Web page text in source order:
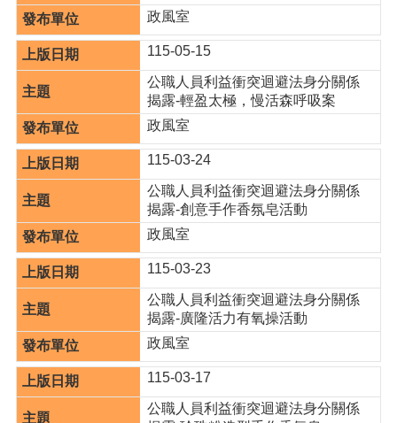
回
首
頁
站
導
覽
市
信
箱
常
見
題
桃
園
市
政風室
115-05-15
公職人員利益衝突迴避法身分關係
揭露-輕盈太極，慢活森呼吸案
政風室
115-03-24
公職人員利益衝突迴避法身分關係
揭露-創意手作香氛皂活動
政風室
115-03-23
公職人員利益衝突迴避法身分關係
揭露-廣隆活力有氧操活動
政風室
115-03-17
公職人員利益衝突迴避法身分關係